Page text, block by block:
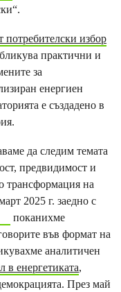
потребителски избор
практични и
за
енергиен
е създадено в
да следим темата
предвидимост и
трансформация на
2025 г. заедно с
поканихме
във формат на
аналитичен
в енергетиката,
През май